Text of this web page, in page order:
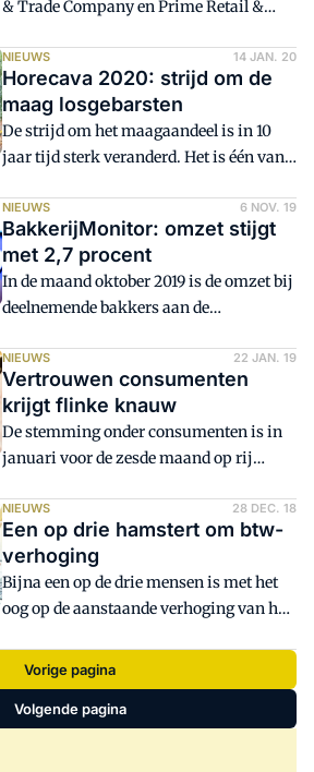
om de kwaliteit, vraag ik me af?
& Trade Company en Prime Retail &
beslissingen nemen op het gebied van
het assortiment, prijs en promotie. Dit
is uniek in de wereld van groothandels.
NIEUWS 14 JAN. 20
Horecava 2020: strijd om de
maag losgebarsten
De strijd om het maagaandeel is in 10
jaar tijd sterk veranderd. Het is één van
Brunchcongres, gehouden op dinsdag 14
januari op de Horecava, aandacht voor
heeft. Het congres is traditioneel dé kick-
off van een nieuw foodjaar - ingeluid
door verschillende sprekers.
NIEUWS 6 NOV. 19
BakkerijMonitor: omzet stijgt
met 2,7 procent
In de maand oktober 2019 is de omzet bij
deelnemende bakkers aan de
gestegen tegenover dezelfde periode
vorig jaar.
NIEUWS 22 JAN. 19
Vertrouwen consumenten
krijgt flinke knauw
De stemming onder consumenten is in
januari voor de zesde maand op rij
Er was in de eerste maand van het jaar
sprake van de grootste daling van het
consumentenvertrouwen in ruim zeven
jaar, aldus het Centraal Bureau voor de
Statistiek (CBS).
NIEUWS 28 DEC. 18
Een op drie hamstert om btw-
verhoging
Bijna een op de drie mensen is met het
oog op de aanstaande verhoging van het
januari nog extra boodschappen in te
slaan. Ook gaat 21 procent voor de
jaarwisseling nog even snel naar de
Vorige pagina
Volgende pagina